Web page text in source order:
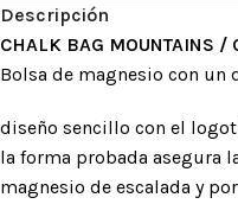
Descripción
CHALK BAG MOUNTAINS /
Bolsa de magnesio con
diseño sencillo con el
la forma probada asegura
magnesio de escalada y